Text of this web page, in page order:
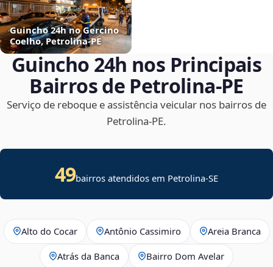
Guincho 24h no Gercino
Coelho, Petrolina‑PE
Guincho 24h nos Principais
Bairros de Petrolina‑PE
Serviço de reboque e assistência veicular nos bairros de
Petrolina‑PE.
49bairros atendidos em Petrolina-SE
Alto do Cocar Antônio Cassimiro Areia Branca
Atrás da Banca Bairro Dom Avelar